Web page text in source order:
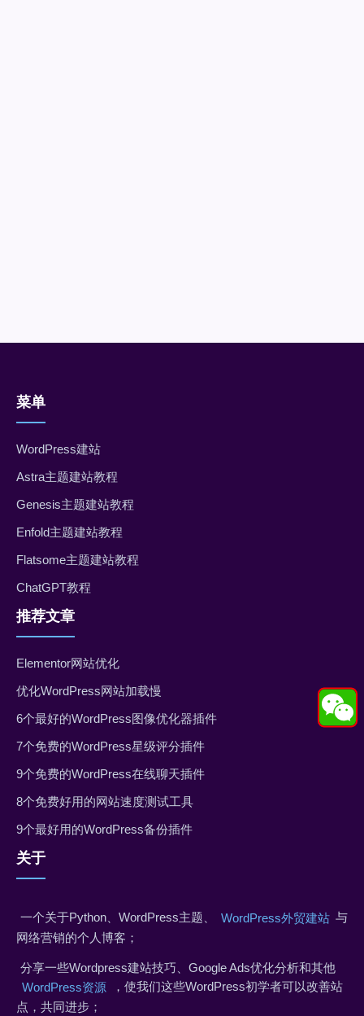
菜单
WordPress建站
Astra主题建站教程
Genesis主题建站教程
Enfold主题建站教程
Flatsome主题建站教程
ChatGPT教程
推荐文章
Elementor网站优化
优化WordPress网站加载慢
6个最好的WordPress图像优化器插件
7个免费的WordPress星级评分插件
9个免费的WordPress在线聊天插件
8个免费好用的网站速度测试工具
9个最好用的WordPress备份插件
关于
一个关于Python、WordPress主题、 WordPress外贸建站 与
网络营销的个人博客；
分享一些Wordpress建站技巧、Google Ads优化分析和其他
WordPress资源
，使我们这些WordPress初学者可以改善站
点，共同进步；